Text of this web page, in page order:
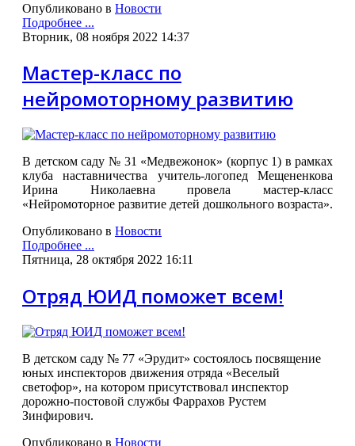
Опубликовано в Новости
Подробнее ...
Вторник, 08 ноября 2022 14:37
Мастер-класс по
нейромоторному развитию
В детском саду № 31 «Медвежонок» (корпус 1) в рамках
клуба наставничества учитель-логопед Мещененкова
Ирина Николаевна провела мастер-класс
«Нейромоторное развитие детей дошкольного возраста».
Опубликовано в Новости
Подробнее ...
Пятница, 28 октября 2022 16:11
Отряд ЮИД поможет всем!
В детском саду № 77 «Эрудит» состоялось посвящение
юных инспекторов движения отряда «Веселый
светофор», на котором присутствовал инспектор
дорожно-постовой службы Фаррахов Рустем
Зинфирович.
Опубликовано в Новости